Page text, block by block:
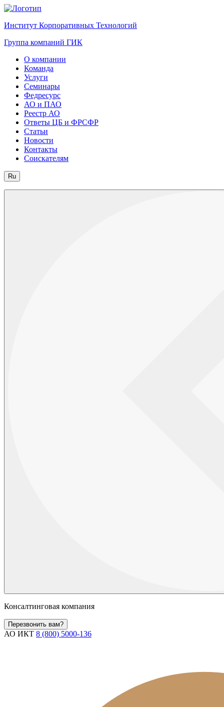
Институт Корпоративных Технологий
Группа компаний ГИК
О компании
Команда
Услуги
Семинары
Федресурс
АО и ПАО
Реестр АО
Ответы ЦБ и ФРСФР
Статьи
Новости
Контакты
Соискателям
Ru
Консалтинговая компания
Перезвонить вам?
АО ИКТ 8 (800) 5000-136